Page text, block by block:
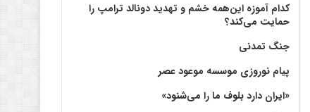
کدام آموزه این‌همه خشم و تهدید دونالد ترامپ را
حمایت می‌کند؟
جنگ تمدنی
پیام نوروزی موسسه موعود عصر
«ایران دارد بلوف ما را می‌شنود»